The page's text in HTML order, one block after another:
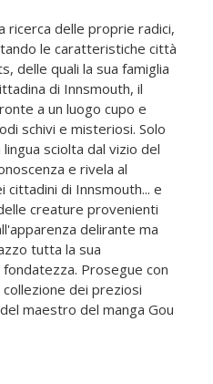
ricerca delle proprie radici,
le caratteristiche città
delle quali la sua famiglia
di Innsmouth, il
a un luogo cupo e
schivi e misteriosi. Solo
sciolta dal vizio del
e rivela al
cittadini di Innsmouth... e
creature provenienti
delirante ma
tutta la sua
Prosegue con
dei preziosi
maestro del manga Gou